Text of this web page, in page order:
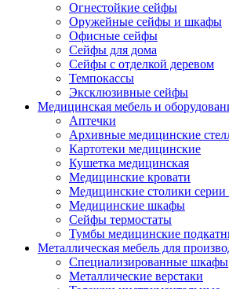
Огнестойкие сейфы
Оружейные сейфы и шкафы
Офисные сейфы
Сейфы для дома
Сейфы с отделкой деревом
Темпокассы
Эксклюзивные сейфы
Медицинская мебель и
Аптечки
Архивные медицинские
Картотеки медицинские
Кушетка медицинская
Медицинские кровати
Медицинские столики
Медицинские шкафы
Сейфы термостаты
Тумбы медицинские
Металлическая мебель для
Cпециализированные шкафы
Металлические верстаки